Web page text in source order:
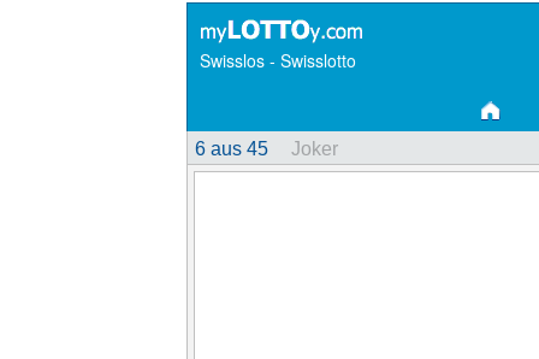
Swisslos - Swisslotto
6 aus 45 Joker